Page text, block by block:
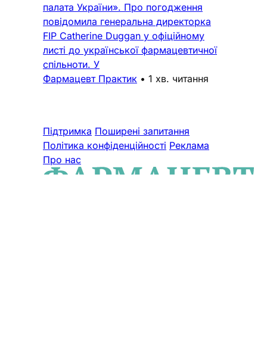
палата України». Про погодження
повідомила генеральна директорка
FIP Catherine Duggan у офіційному
листі до української фармацевтичної
спільноти. У
Фармацевт Практик • 1 хв. читання
Підтримка Поширені запитання
Політика конфіденційності Реклама
Про нас